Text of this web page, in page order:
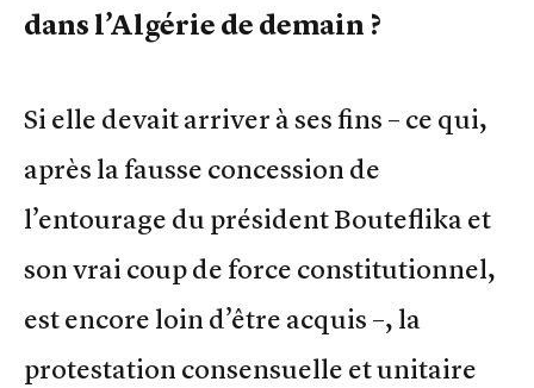
dans l’Algérie de demain ?
Si elle devait arriver à ses fins – ce qui,
après la fausse concession de
l’entourage du président Bouteflika et
son vrai coup de force constitutionnel,
est encore loin d’être acquis –, la
protestation consensuelle et unitaire